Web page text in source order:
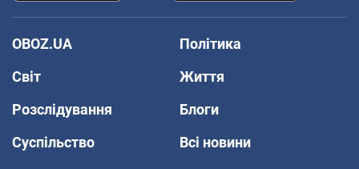
OBOZ.UA
Політика
Світ
Життя
Розслідування
Блоги
Суспільство
Всі новини